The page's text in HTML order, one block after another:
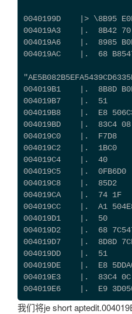
0040199D    |> \8B95
004019A3    |.  8B42
004019A6    |.  8985
004019AC    |.  68
004019B1    |.  8B8D
004019B7    |.  51
004019B8    |.  E8
004019BD    |.  83C4
004019C0    |.  F7D8
004019C2    |.  1BC0
004019C4    |.  40
004019C5    |.
004019C8    |.  85D2
004019CA    |.  74 1F
004019CC    |.  A1
004019D1    |.  50
004019D2    |.  68
004019D7    |.  8D8D
004019DD    |.  51
004019DE    |.  E8
004019E3    |.  83C4
004019E6    |.  E9
我们将je short